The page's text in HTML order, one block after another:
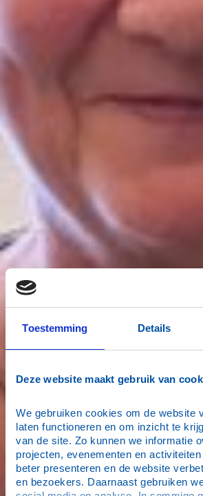
Toestemming Details
Deze website maakt gebruik van
We gebruiken cookies om de website
laten functioneren en om inzicht te
van de site. Zo kunnen we informatie
projecten, evenementen en
beter presenteren en de website
en bezoekers. Daarnaast gebruiken